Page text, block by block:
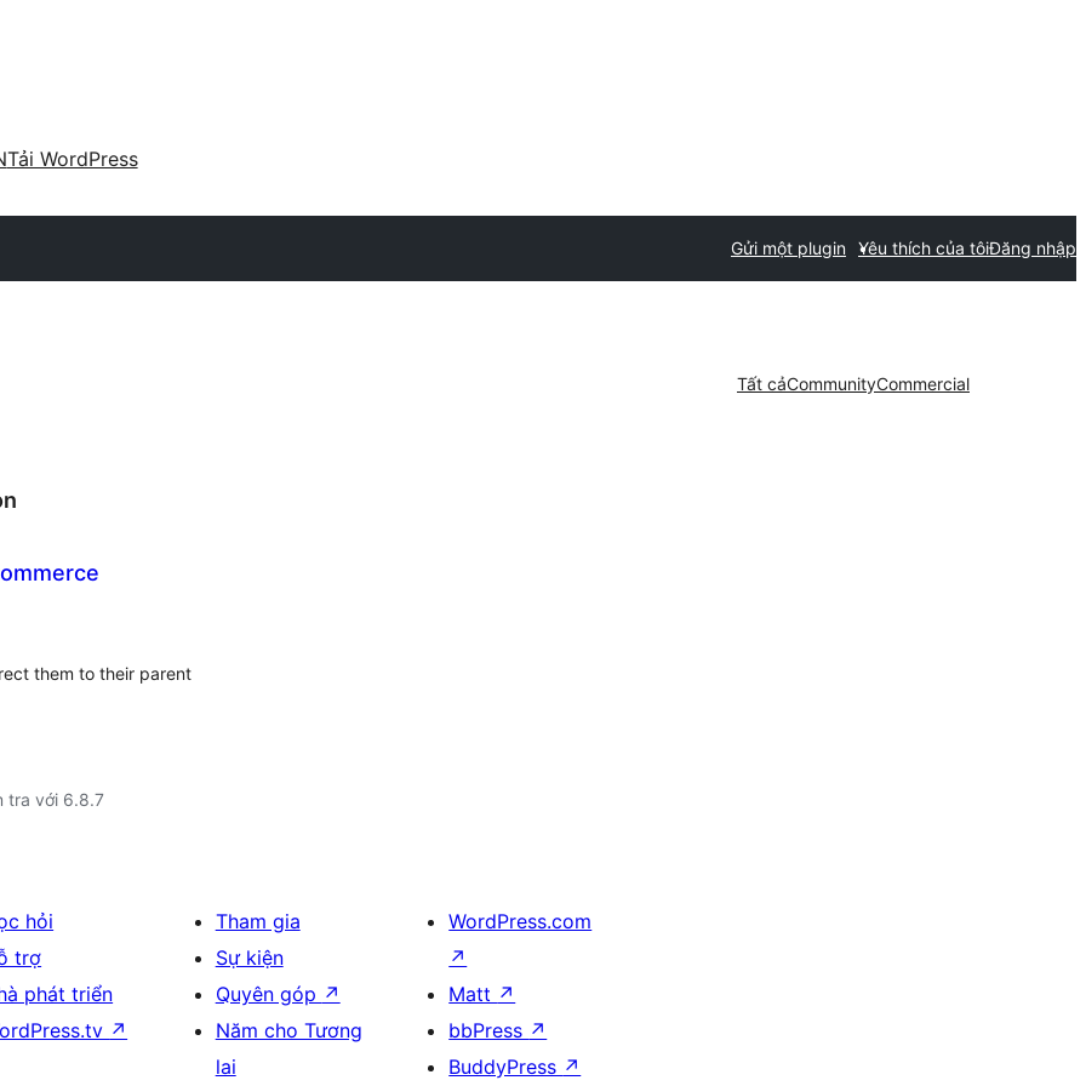
Tải WordPress
Gửi một plugin Yêu thích của tôiĐăng nhập
Tất cảCommunityCommercial
them to their parent
tra với 6.8.7
hỏi
trợ
phát triển
↗
Tham gia
Sự kiện
Quyên góp ↗
Năm cho Tương
lai
WordPress.com
↗
Matt ↗
bbPress ↗
BuddyPress ↗